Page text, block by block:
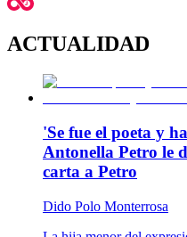
ACTUALIDAD
'Se fue el poeta y
Antonella Petro le
carta a Petro
Dido Polo Monterrosa